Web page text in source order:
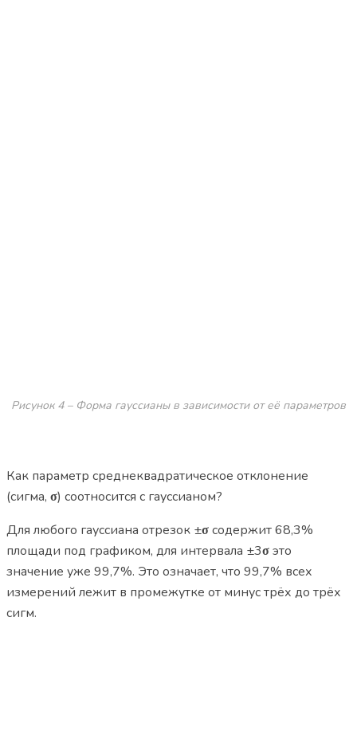
Рисунок 4 – Форма гауссианы в зависимости от её параметров
Как параметр среднеквадратическое отклонение
(сигма, σ) соотносится с гауссианом?
Для любого гауссиана отрезок ±σсодержит 68,3%
площади под графиком, для интервала ±3σэто
значение уже 99,7%. Это означает, что 99,7% всех
измерений лежит в промежутке от минус трёх до трёх
сигм.